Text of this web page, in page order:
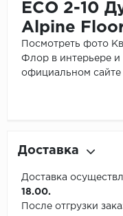
ЕСО 2-10
Alpine
Посмотреть фото
Флор в интерьере и
официальном сайте
Доставка
Доставка
18.00.
После отгрузки